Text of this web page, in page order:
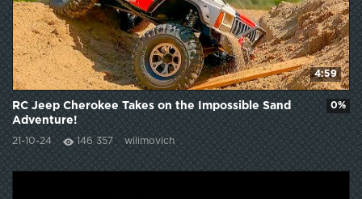
4:59
RC Jeep Cherokee Takes on the Impossible Sand
Adventure!
21-10-24 146 357 wilimovich
0%